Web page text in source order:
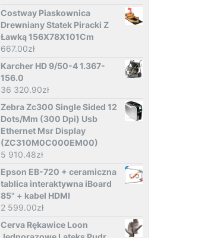
Costway Piaskownica
Drewniany Statek Piracki Z
Ławką 156X78X101Cm
667.00zł
Karcher HD 9/50-4 1.367-
156.0
36 320.90zł
Zebra Zc300 Single Sided 12
Dots/Mm (300 Dpi) Usb
Ethernet Msr Display
(ZC310M0C000EM00)
5 910.48zł
Epson EB-720 + ceramiczna
tablica interaktywna iBoard
85" + kabel HDMI
2 599.00zł
Cerva Rękawice Loon